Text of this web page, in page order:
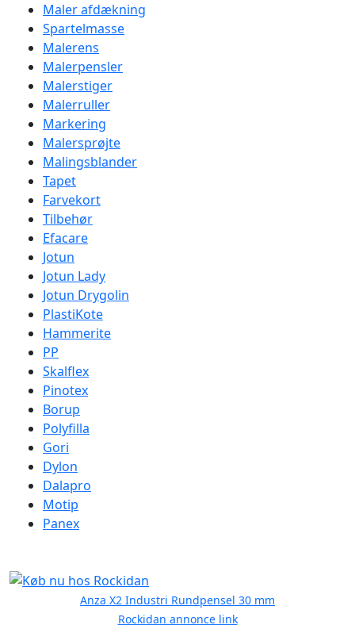
Maler afdækning
Spartelmasse
Malerens
Malerpensler
Malerstiger
Malerruller
Markering
Malersprøjte
Malingsblander
Tapet
Farvekort
Tilbehør
Efacare
Jotun
Jotun Lady
Jotun Drygolin
PlastiKote
Hammerite
PP
Skalflex
Pinotex
Borup
Polyfilla
Gori
Dylon
Dalapro
Motip
Panex
Anza X2 Industri Rundpensel 30 mm
Rockidan annonce link